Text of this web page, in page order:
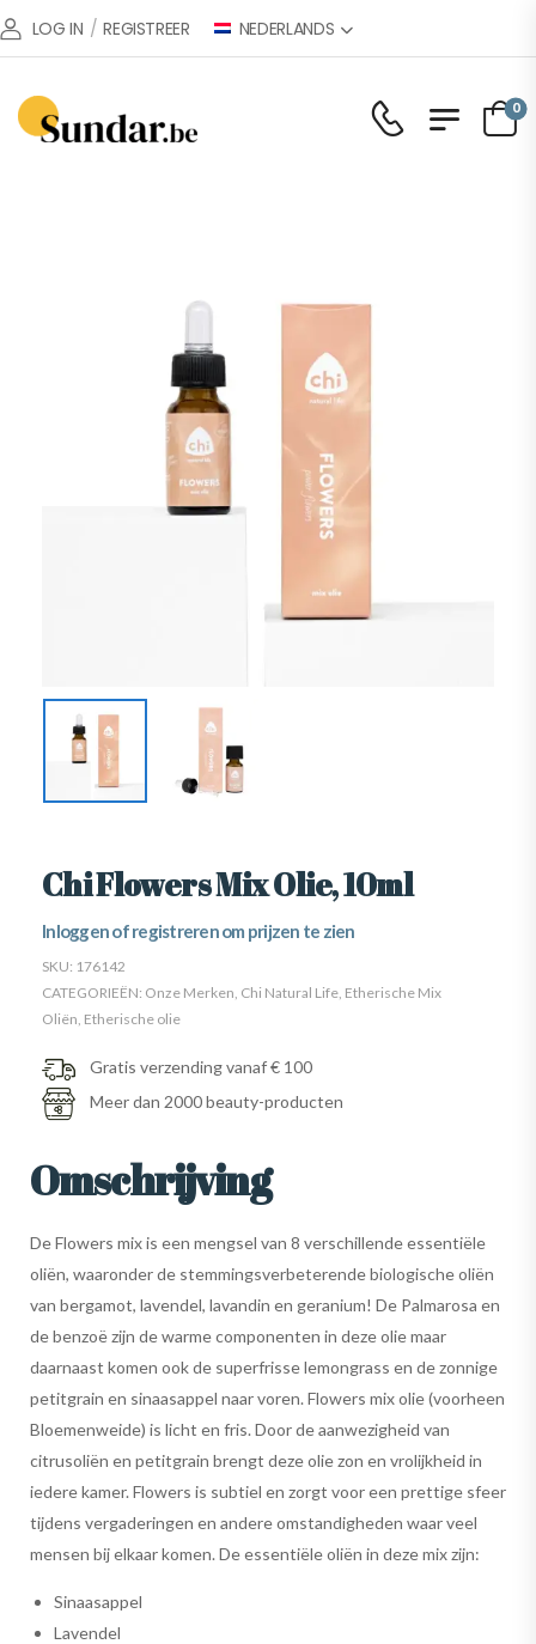
LOG IN / REGISTREER NEDERLANDS
0
Chi Flowers Mix Olie, 10ml
Inloggen of registreren om prijzen te zien
SKU: 176142
CATEGORIEËN: Onze Merken Chi Natural Life Etherische Mix
Oliën Etherische olie
Gratis verzending vanaf € 100
Meer dan 2000 beauty-producten
Omschrijving
De Flowers mix is een mengsel van 8 verschillende essentiële
oliën, waaronder de stemmingsverbeterende biologische oliën
van bergamot, lavendel, lavandin en geranium! De Palmarosa en
de benzoë zijn de warme componenten in deze olie maar
daarnaast komen ook de superfrisse lemongrass en de zonnige
petitgrain en sinaasappel naar voren. Flowers mix olie (voorheen
Bloemenweide) is licht en fris. Door de aanwezigheid van
citrusoliën en petitgrain brengt deze olie zon en vrolijkheid in
iedere kamer. Flowers is subtiel en zorgt voor een prettige sfeer
tijdens vergaderingen en andere omstandigheden waar veel
mensen bij elkaar komen. De essentiële oliën in deze mix zijn:
Sinaasappel
Lavendel